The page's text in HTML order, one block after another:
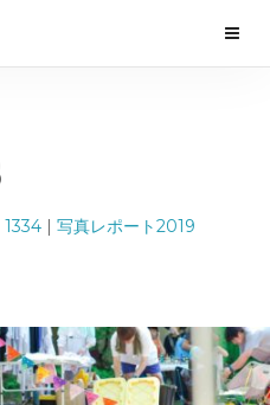
| 写真レポート2019